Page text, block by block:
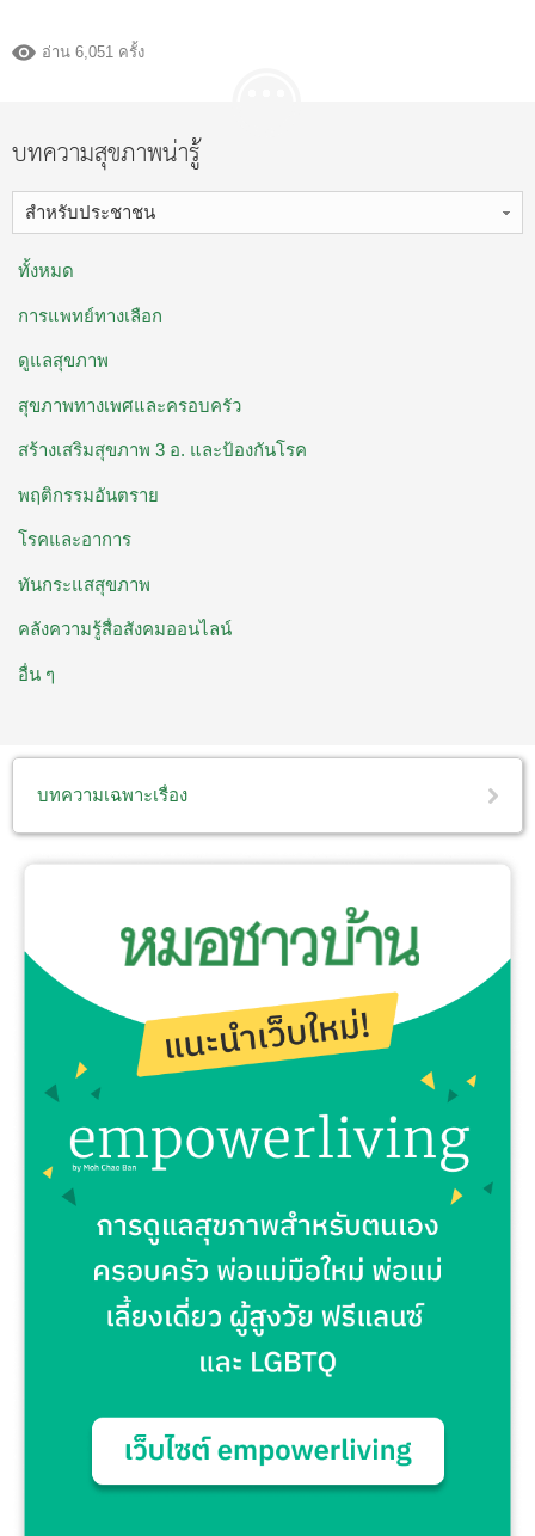
อ่าน 6,051 ครั้ง
บทความสุขภาพน่ารู้
สำหรับประชาชน
ทั้งหมด
การแพทย์ทางเลือก
ดูแลสุขภาพ
สุขภาพทางเพศและครอบครัว
สร้างเสริมสุขภาพ 3 อ. ​และป้องกันโรค
พฤติกรรมอันตราย
โรคและอาการ
ทันกระแสสุขภาพ
คลังความรู้สื่อสังคมออนไลน์
อื่น ๆ
บทความเฉพาะเรื่อง